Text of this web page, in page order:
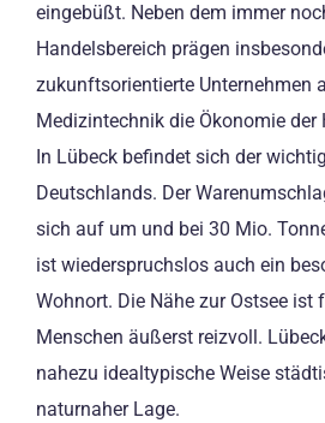
eingebüßt. Neben dem immer
Handelsbereich prägen
zukunftsorientierte Unternehmen
Medizintechnik die Ökonomie der
In Lübeck befindet sich der
Deutschlands. Der
sich auf um und bei 30 Mio.
ist wiederspruchslos auch ein
Wohnort. Die Nähe zur Ostsee ist
Menschen äußerst reizvoll.
nahezu idealtypische Weise
naturnaher Lage.